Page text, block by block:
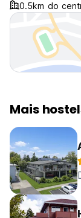
0.5km do
Mais